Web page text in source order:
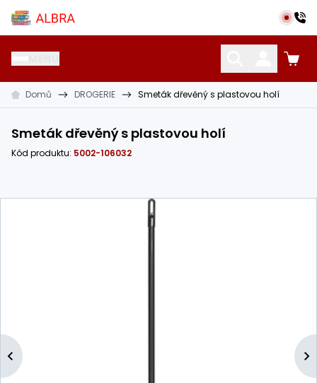
Přeskočit na hlavní obsah
Albra s.r.o.
OSTATNÍ POMŮCKY
Domů DROGERIE Smeták dřevěný s plastovou holí
Smeták dřevěný s plastovou holí
Kód produktu: 5002-106032